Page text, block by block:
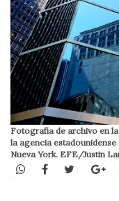
Fotografía de archivo en
la agencia
Nueva York. EFE/Justin
WhatsApp
Facebook
Twitter